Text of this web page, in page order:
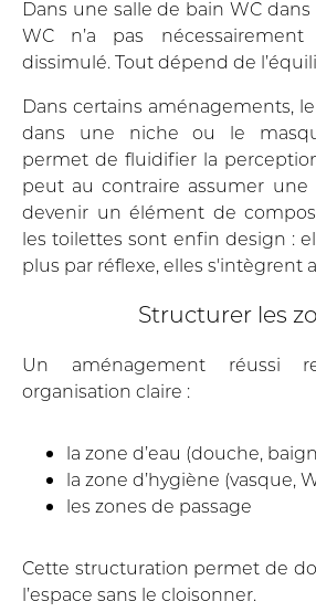
Dans une salle de bain WC
WC n’a pas
dissimulé. Tout dépend de
Dans certains aménagements,
dans une niche ou le
permet de fluidifier la
peut au contraire assumer
devenir un élément de
les toilettes sont enfin design :
plus par réflexe, elles s'intègrent
Structurer les
Un aménagement réussi
organisation claire :
la zone d’eau (douche,
la zone d’hygiène (vasque,
les zones de passage
Cette structuration permet de
l’espace sans le cloisonner.